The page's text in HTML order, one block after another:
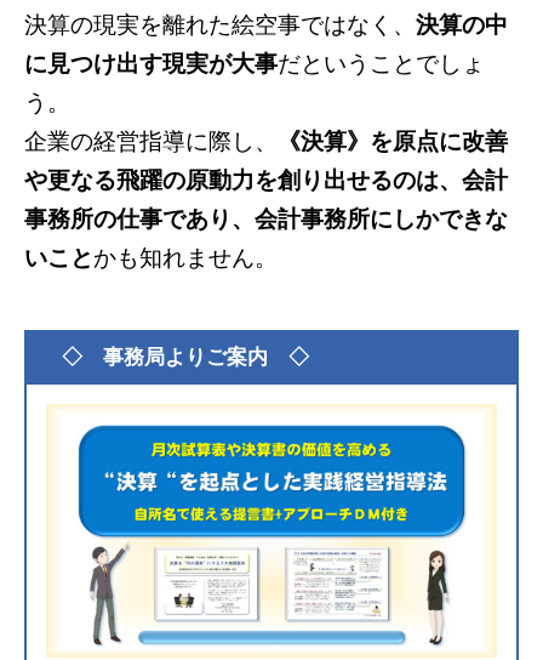
決算の現実を離れた絵空事ではなく、 決算の中
に見つけ出す現実が大事だということでしょ
う。
企業の経営指導に際し、
《決算》を原点に改善
や更なる飛躍の原動力を創り出せるのは、会計
事務所の仕事であり、会計事務所にしかできな
いことかも知れません。
◇ 事務局よりご案内 ◇